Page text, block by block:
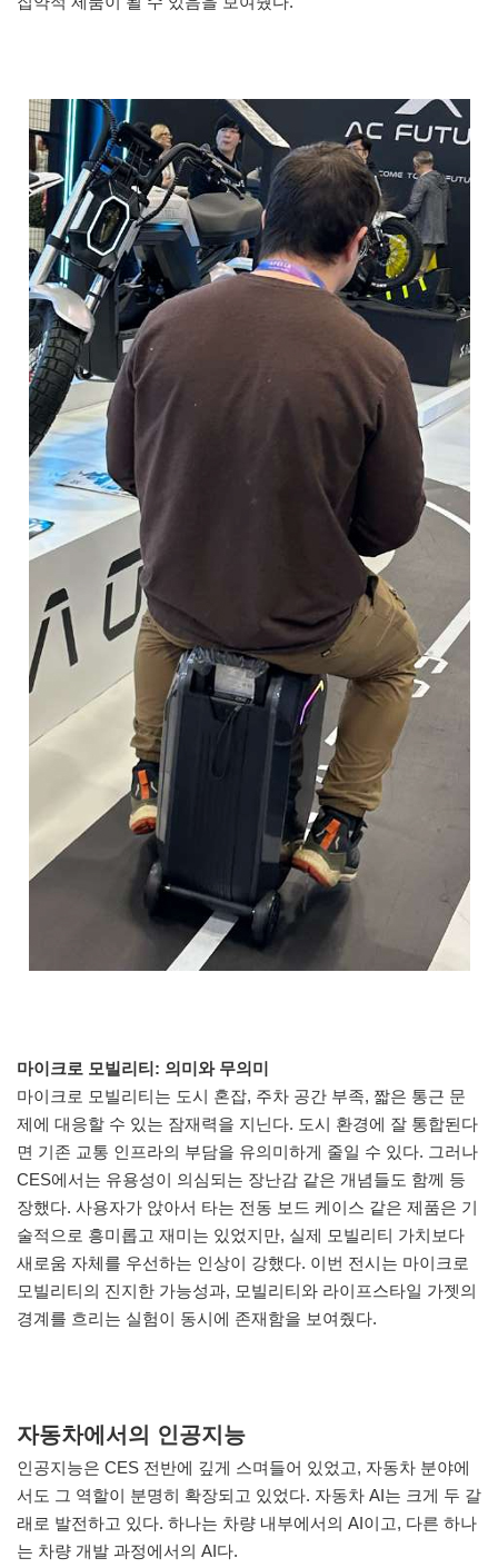
마이크로 모빌리티: 의미와 무의미
마이크로 모빌리티는 도시 혼잡, 주차 공간 부족, 짧은 통근 문
제에 대응할 수 있는 잠재력을 지닌다. 도시 환경에 잘 통합된다
면 기존 교통 인프라의 부담을 유의미하게 줄일 수 있다. 그러나
CES에서는 유용성이 의심되는 장난감 같은 개념들도 함께 등
장했다. 사용자가 앉아서 타는 전동 보드 케이스 같은 제품은 기
술적으로 흥미롭고 재미는 있었지만, 실제 모빌리티 가치보다
새로움 자체를 우선하는 인상이 강했다. 이번 전시는 마이크로
모빌리티의 진지한 가능성과, 모빌리티와 라이프스타일 가젯의
경계를 흐리는 실험이 동시에 존재함을 보여줬다.
자동차에서의 인공지능
인공지능은 CES 전반에 깊게 스며들어 있었고, 자동차 분야에
서도 그 역할이 분명히 확장되고 있었다. 자동차 AI는 크게 두 갈
래로 발전하고 있다. 하나는 차량 내부에서의 AI이고, 다른 하나
는 차량 개발 과정에서의 AI다.